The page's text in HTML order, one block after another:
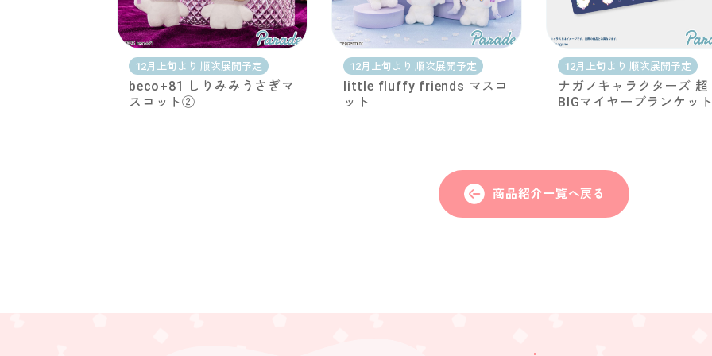
12月上旬より 順次展開予定
beco+81 しりみみうさぎマ
スコット②
12月上旬より 順次展開予定
little fluffy friends マスコ
ット
12月上旬より 順次展開予定
ナガノキャラクターズ 超
BIGマイヤーブランケッ
商品紹介一覧へ戻る